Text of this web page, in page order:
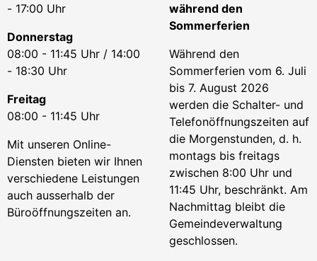
- 17:00 Uhr
Donnerstag
08:00 - 11:45 Uhr / 14:00
- 18:30 Uhr
Freitag
08:00 - 11:45 Uhr
Mit unseren Online-
Diensten bieten wir Ihnen
verschiedene Leistungen
auch ausserhalb der
Büroöffnungszeiten an.
während den
Sommerferien
Während den
Sommerferien vom 6. Juli
bis 7. August 2026
werden die Schalter- und
Telefonöffnungszeiten auf
die Morgenstunden, d. h.
montags bis freitags
zwischen 8:00 Uhr und
11:45 Uhr, beschränkt. Am
Nachmittag bleibt die
Gemeindeverwaltung
geschlossen.